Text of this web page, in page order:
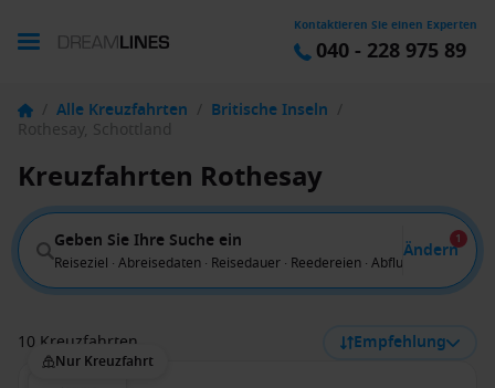
Kontaktieren Sie einen Experten
040 - 228 975 89
/ Alle Kreuzfahrten / Britische Inseln /
Rothesay, Schottland
Kreuzfahrten Rothesay
Geben Sie Ihre Suche ein
Reiseziel · Abreisedaten · Reisedauer · Reedereien · Abflug von
Ändern
1
10 Kreuzfahrten Empfehlung
Nur Kreuzfahrt